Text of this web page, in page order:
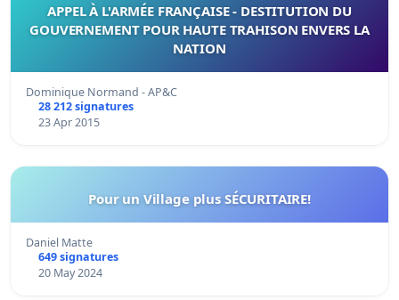
APPEL À L'ARMÉE FRANÇAISE - DESTITUTION DU
GOUVERNEMENT POUR HAUTE TRAHISON ENVERS LA
NATION
Dominique Normand - AP&C
28 212 signatures
23 Apr 2015
Pour un Village plus SÉCURITAIRE!
Daniel Matte
649 signatures
20 May 2024